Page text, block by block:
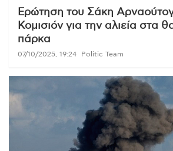
Ερώτηση του Σάκη
Κομισιόν για την αλιεία στα
πάρκα
07/10/2025, 19:24 Politic Team